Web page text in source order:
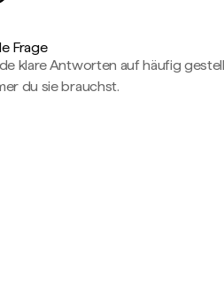
Frage
klare Antworten auf häufig
du sie brauchst.